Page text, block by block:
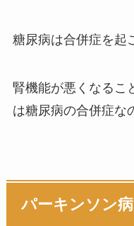
糖尿病は合併症を起
腎機能が悪くなるこ
は糖尿病の合併症な
パーキンソン